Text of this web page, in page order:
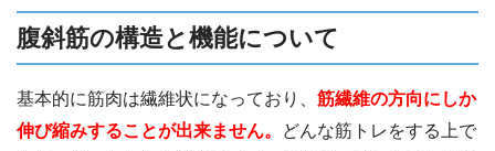
腹斜筋の構造と機能について
基本的に筋肉は繊維状になっており、 筋繊維の方向にしか
伸び縮みすることが出来ません。
どんな筋トレをする上で